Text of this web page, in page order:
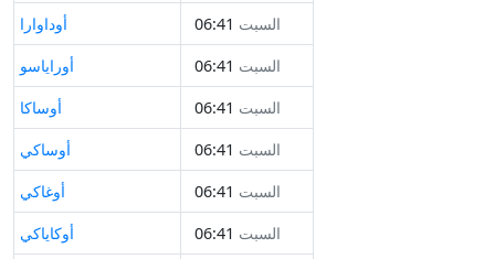
أوداوارا
السبت 06:41
أوراياسو
السبت 06:41
أوساكا
السبت 06:41
أوساكي
السبت 06:41
أوغاكي
السبت 06:41
أوكاياكي
السبت 06:41